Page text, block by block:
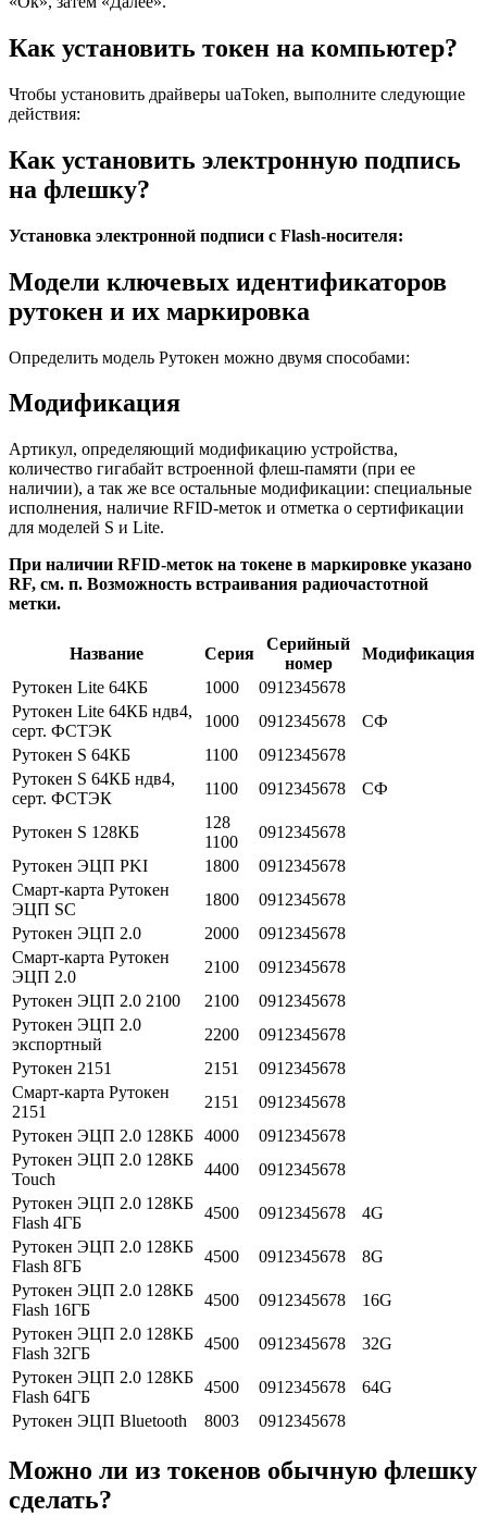
Как установить токен на компьютер?
Чтобы установить драйверы uaToken, выполните следующие
действия:
Как установить электронную подпись
на флешку?
Установка электронной подписи с Flash-носителя:
Модели ключевых идентификаторов
рутокен и их маркировка
Определить модель Рутокен можно двумя способами:
Модификация
Артикул, определяющий модификацию устройства,
количество гигабайт встроенной флеш-памяти (при ее
наличии), а так же все остальные модификации: специальные
исполнения, наличие RFID-меток и отметка о сертификации
для моделей S и Lite.
При наличии RFID-меток на токене в маркировке указано
RF, см. п. Возможность встраивания радиочастотной
метки.
Название Серия
Серийный
номер
Модификация
Рутокен Lite 64КБ
1000
0912345678
Рутокен Lite 64КБ ндв4,
серт. ФСТЭК
1000 0912345678
СФ
Рутокен S 64КБ
1100
0912345678
Рутокен S 64КБ ндв4,
серт. ФСТЭК
1100 0912345678 СФ
Рутокен S 128КБ
128
1100
0912345678
Рутокен ЭЦП PKI
1800
0912345678
Смарт-карта Рутокен
ЭЦП SC
1800
0912345678
Рутокен ЭЦП 2.0
2000
0912345678
Смарт-карта Рутокен
ЭЦП 2.0
2100
0912345678
Рутокен ЭЦП 2.0 2100
2100
0912345678
Рутокен ЭЦП 2.0
экспортный
2200
0912345678
Рутокен 2151
2151
0912345678
Смарт-карта Рутокен
2151
2151
0912345678
Рутокен ЭЦП 2.0 128КБ 4000
0912345678
Рутокен ЭЦП 2.0 128КБ
Touch
4400
0912345678
Рутокен ЭЦП 2.0 128КБ
Flash 4ГБ
4500 0912345678
4G
Рутокен ЭЦП 2.0 128КБ
Flash 8ГБ
4500 0912345678
8G
Рутокен ЭЦП 2.0 128КБ
Flash 16ГБ
4500 0912345678
16G
Рутокен ЭЦП 2.0 128КБ
Flash 32ГБ
4500 0912345678
32G
Рутокен ЭЦП 2.0 128КБ
Flash 64ГБ
4500 0912345678
64G
Рутокен ЭЦП Bluetooth
8003 0912345678
Можно ли из токенов обычную флешку
сделать?